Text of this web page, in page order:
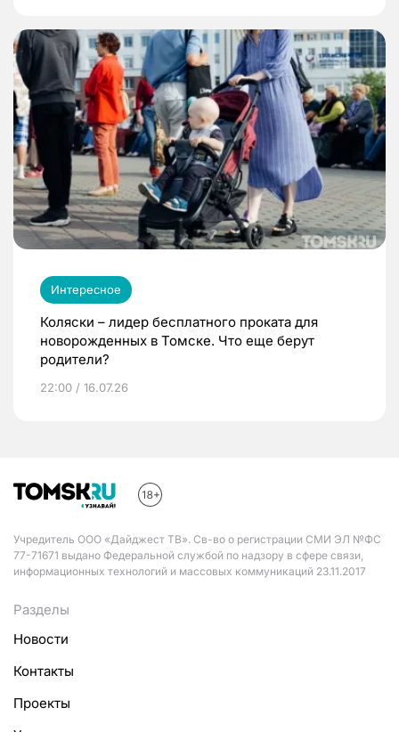
Интересное
Коляски – лидер бесплатного проката для
новорожденных в Томске. Что еще берут
родители?
22:00 / 16.07.26
Учредитель ООО «Дайджест ТВ». Св-во о регистрации СМИ ЭЛ №ФС
77-71671 выдано Федеральной службой по надзору в сфере связи,
информационных технологий и массовых коммуникаций 23.11.2017
Разделы
Новости
Контакты
Проекты